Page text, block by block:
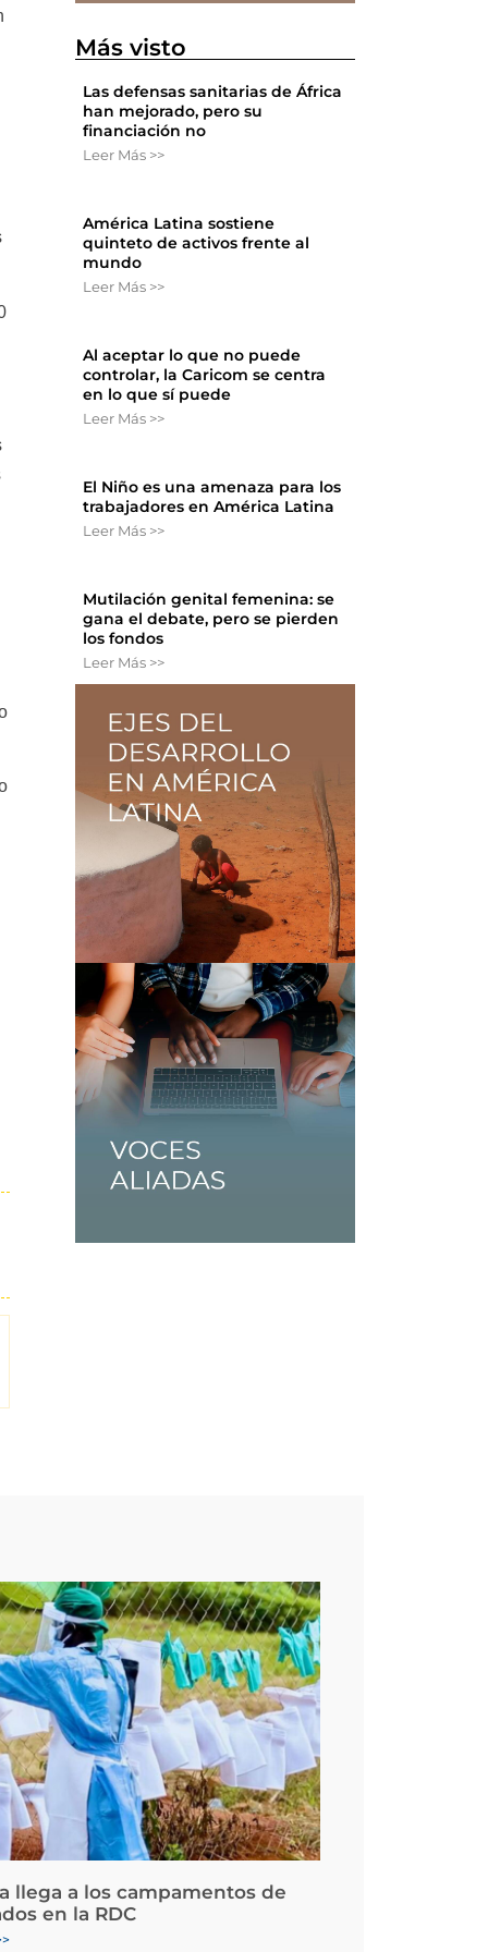
Más visto
Las defensas sanitarias de África
han mejorado, pero su
financiación no
Leer Más >>
América Latina sostiene
quinteto de activos frente al
mundo
Leer Más >>
Al aceptar lo que no puede
controlar, la Caricom se centra
en lo que sí puede
Leer Más >>
El Niño es una amenaza para los
trabajadores en América Latina
Leer Más >>
Mutilación genital femenina: se
gana el debate, pero se pierden
los fondos
Leer Más >>
llega a los campamentos de
en la RDC